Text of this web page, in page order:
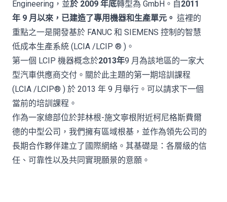
Engineering，並於 2009 年底轉型為 GmbH。自2011
年 9 月以來，已建造了專用機器和生產單元。 這裡的
重點之一是開發基於 FANUC 和 SIEMENS 控制的智慧
低成本生產系統 (LCIA /LCIP ® )。
第一個 LCIP 機器概念於2013年9 月為該地區的一家大
型汽車供應商交付。關於此主題的第一期培訓課程
(LCIA /LCIP® ) 於 2013 年 9 月舉行。可以請求下一個
當前的培訓課程。
作為一家總部位於菲林根-施文寧根附近柯尼格斯費爾
德的中型公司，我們擁有區域根基，並作為領先公司的
長期合作夥伴建立了國際網絡。其基礎是：各層級的信
任、可靠性以及共同實現願景的意願。